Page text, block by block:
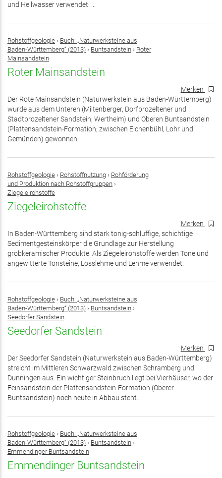
und Heilwasser verwendet. ...
Rohstoffgeologie › Buch: „Naturwerksteine aus
Baden-Württemberg“ (2013) › Buntsandstein › Roter
Mainsandstein
Roter Mainsandstein
Merken
Der Rote Mainsandstein (Naturwerkstein aus Baden-Württemberg)
wurde aus dem Unteren (Miltenberger, Dorfprozeltener und
Stadtprozeltener Sandstein; Wertheim) und Oberen Buntsandstein
(Plattensandstein-Formation; zwischen Eichenbühl, Lohr und
Gemünden) gewonnen.
Rohstoffgeologie › Rohstoffnutzung › Rohförderung
und Produktion nach Rohstoffgruppen ›
Ziegeleirohstoffe
Ziegeleirohstoffe
Merken
In Baden-Württemberg sind stark tonig-schluffige, schichtige
Sedimentgesteinskörper die Grundlage zur Herstellung
grobkeramischer Produkte. Als Ziegeleirohstoffe werden Tone und
angewitterte Tonsteine, Lösslehme und Lehme verwendet.
Rohstoffgeologie › Buch: „Naturwerksteine aus
Baden-Württemberg“ (2013) › Buntsandstein ›
Seedorfer Sandstein
Seedorfer Sandstein
Merken
Der Seedorfer Sandstein (Naturwerkstein aus Baden-Württemberg)
streicht im Mittleren Schwarzwald zwischen Schramberg und
Dunningen aus. Ein wichtiger Steinbruch liegt bei Vierhäuser, wo der
Feinsandstein der Plattensandstein-Formation (Oberer
Buntsandstein) noch heute in Abbau steht.
Rohstoffgeologie › Buch: „Naturwerksteine aus
Baden-Württemberg“ (2013) › Buntsandstein ›
Emmendinger Buntsandstein
Emmendinger Buntsandstein